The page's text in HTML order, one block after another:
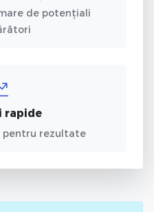
de potențiali
rapide
pentru rezultate